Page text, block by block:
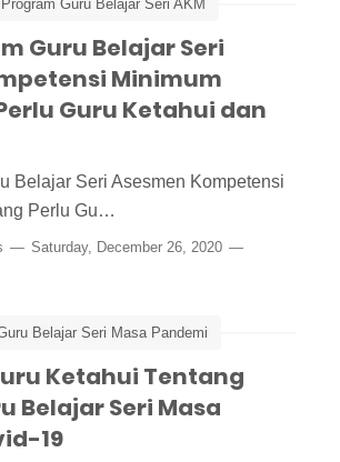
Program Guru Belajar Seri AKM
Guru Belajar Seri
Minimum
Guru Ketahui dan
Belajar Seri Asesmen Kompetensi
Perlu Gu…
Saturday, December 26, 2020
Belajar Seri Masa Pandemi
Ketahui Tentang
Belajar Seri Masa
19